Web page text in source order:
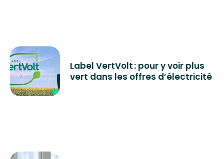
Label VertVolt : pour y voir plus
vert dans les offres d’électricité